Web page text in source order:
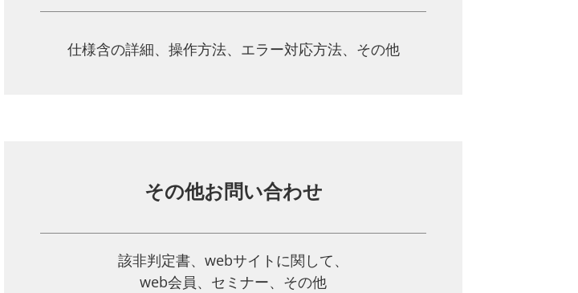
仕様含の詳細、操作方法、 エラー対応方法、その他
その他お問い合わせ
該非判定書、webサイトに関して、
web会員、セミナー、その他